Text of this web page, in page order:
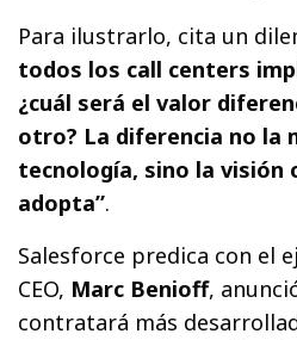
Para ilustrarlo, cita un
todos los call centers
¿cuál será el valor
otro? La diferencia no la
tecnología, sino la visión
adopta”.
Salesforce predica con el
CEO, Marc Benioff,
contratará más